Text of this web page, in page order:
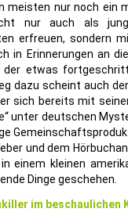
meisten nur noch ein
nur auch als
erfreuen, sondern
in Erinnerungen an
der etwas
dazu scheint auch
sich bereits mit
unter deutschen
und dem
einem kleinen
Dinge geschehen.
im beschaulichen